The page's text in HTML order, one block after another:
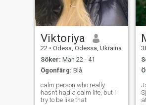
Viktoriya
22 • Odesa, Odessa, Ukraina
Söker: Man 22 - 41
Ögonfärg: Blå
calm person who really
hasn’t had a calm life, but i
try to be like that